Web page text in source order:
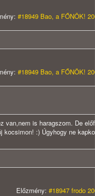
#18949 Bao, a FŐNÖK!
#18949 Bao, a FŐNÖK!
van,nem is haragszom. De
kocsimon! :) Úgyhogy ne
Előzmény: #18947 frodo